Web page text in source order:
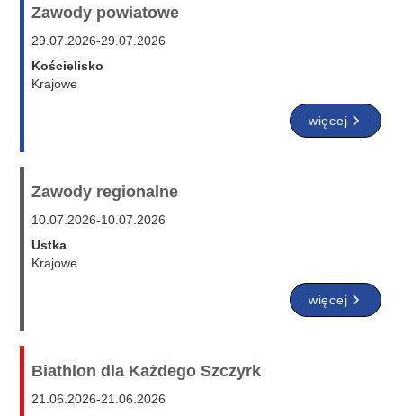
Zawody powiatowe
29.07.2026-29.07.2026
Kościelisko
Krajowe
więcej
Zawody regionalne
10.07.2026-10.07.2026
Ustka
Krajowe
więcej
Biathlon dla Każdego Szczyrk
21.06.2026-21.06.2026